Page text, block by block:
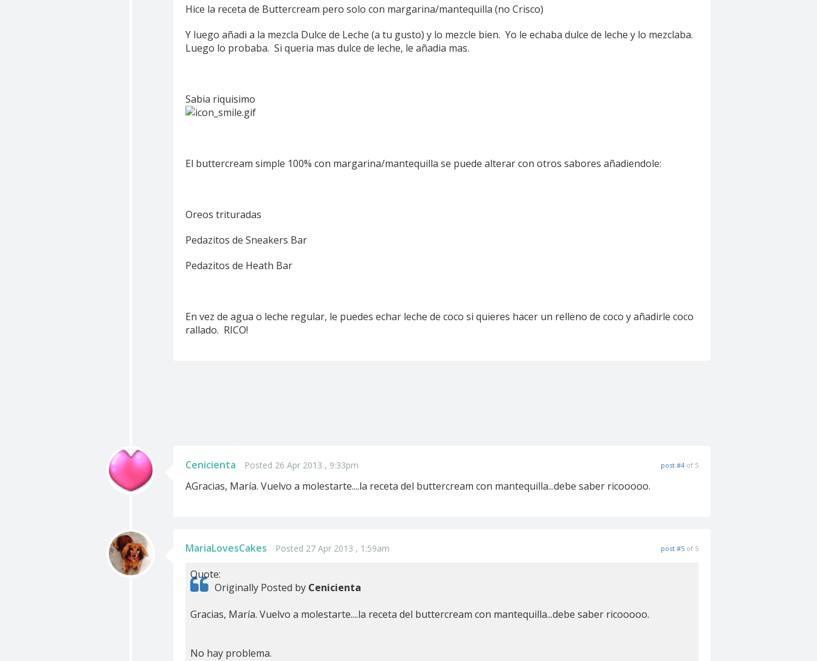
Hice la receta de Buttercream pero solo con margarina/mantequilla (no Crisco)
Y luego añadi a la mezcla Dulce de Leche (a tu gusto) y lo mezcle bien. Yo le echaba dulce de leche y lo mezclaba.
Luego lo probaba. Si queria mas dulce de leche, le añadia mas.
Sabia riquisimo
El buttercream simple 100% con margarina/mantequilla se puede alterar con otros sabores añadiendole:
Oreos trituradas
Pedazitos de Sneakers Bar
Pedazitos de Heath Bar
En vez de agua o leche regular, le puedes echar leche de coco si quieres hacer un relleno de coco y añadirle coco
rallado. RICO!
Cenicienta Posted 26 Apr 2013 , 9:33pm post #4 of 5
AGracias, María. Vuelvo a molestarte....la receta del buttercream con mantequilla...debe saber ricooooo.
MariaLovesCakes Posted 27 Apr 2013 , 1:59am post #5 of 5
Quote:
Originally Posted by Cenicienta
Gracias, María. Vuelvo a molestarte....la receta del buttercream con mantequilla...debe saber ricooooo.
No hay problema.